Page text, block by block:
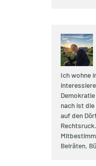
Ich wohne
nach ist
auf den
Beiräten,